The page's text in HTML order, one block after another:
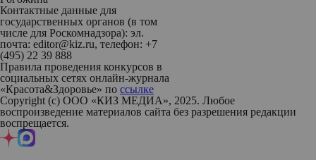
Контактные данные для
государственных органов (в том
числе для Роскомнадзора): эл.
почта: editor@kiz.ru, телефон: +7
(495) 22 39 888
Правила проведения конкурсов в
социальных сетях онлайн-журнала
«Красота&Здоровье» по ссылке
Copyright (с) ООО «КИЗ МЕДИА», 2025. Любое
воспроизведение материалов сайта без разрешения редакции
воспрещается.